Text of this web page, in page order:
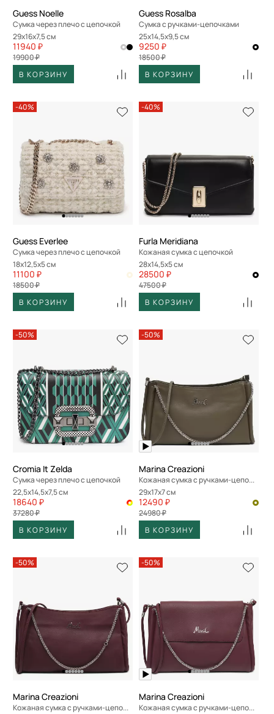
Guess Noelle
Сумка через плечо с цепочкой
29x16x7,5 см
11940 ₽
19900 ₽
В КОРЗИНУ
Guess Rosalba
Сумка с ручками-цепочками
25x14,5x9,5 см
9250 ₽
18500 ₽
В КОРЗИНУ
-40%
Guess Everlee
Сумка через плечо с цепочкой
18x12,5x5 см
11100 ₽
18500 ₽
В КОРЗИНУ
-40%
Furla Meridiana
Кожаная сумка с цепочкой
28x14,5x5 см
28500 ₽
47500 ₽
В КОРЗИНУ
-50%
Cromia It Zelda
Сумка через плечо с цепочкой
22,5x14,5x7,5 см
18640 ₽
37280 ₽
В КОРЗИНУ
-50%
Marina Creazioni
Кожаная сумка с ручками-цепочками
29x17x7 см
12490 ₽
24980 ₽
В КОРЗИНУ
-50%
Marina Creazioni
Кожаная сумка с ручками-цепочками
-50%
Marina Creazioni
Кожаная сумка с ручками-цепочками